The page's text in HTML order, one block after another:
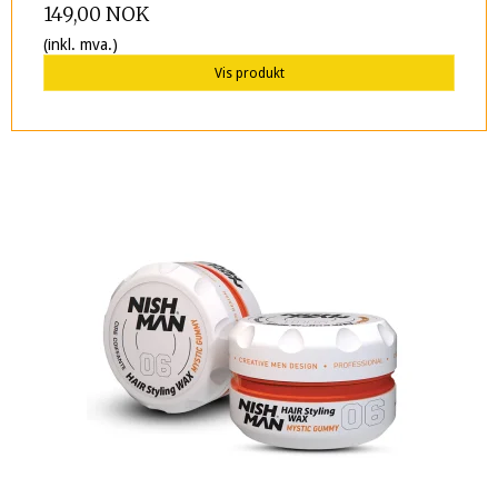
149,00 NOK
(inkl. mva.)
Vis produkt